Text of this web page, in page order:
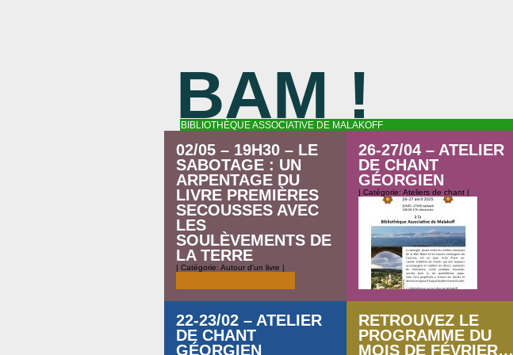
BAM !
BIBLIOTHÈQUE ASSOCIATIVE DE MALAKOFF
02/05 – 19H30 – LE
SABOTAGE : UN
ARPENTAGE DU
LIVRE PREMIÈRES
SECOUSSES AVEC
LES
SOULÈVEMENTS DE
LA TERRE
| Catégorie: Autour d'un livre |
26-27/04 – ATELIER
DE CHANT
GÉORGIEN
| Catégorie: Ateliers de chant |
Voir pus d’information sur cet atelier
en cliquant ici Horaires – Samedi :
Début de l’atelier – 10h30 (accueil
22-23/02 – ATELIER
DE CHANT
GÉORGIEN
RETROUVEZ LE
PROGRAMME DU
MOIS DE FÉVRIER…